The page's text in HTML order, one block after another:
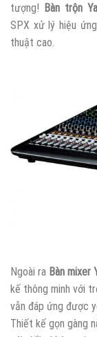
tượng! Bàn trộn
SPX xử lý hiệu
thuật cao.
Ngoài ra Bàn mixer
kế thông minh với
vẫn đáp ứng được
Thiết kế gọn gàng